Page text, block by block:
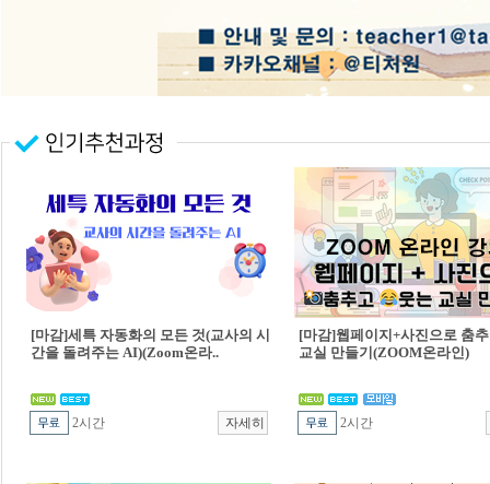
[마감]세특 자동화의 모든 것(교사의 시
간을 돌려주는 AI)(Zoom온라..
2시간
[마감]웹페이지+사진으로 춤
교실 만들기(ZOOM온라인)
2시간